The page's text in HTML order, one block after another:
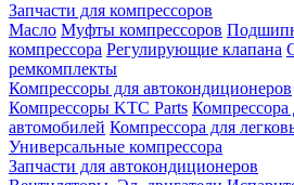
Запчасти для компрессоров
Масло Муфты компрессоров
компрессора Регулирующие клапана
ремкомплекты
Компрессоры для автокондиционеров
Компрессоры KTC Parts Компрессора
автомобилей Компрессора для
Универсальные компрессора
Запчасти для автокондиционеров